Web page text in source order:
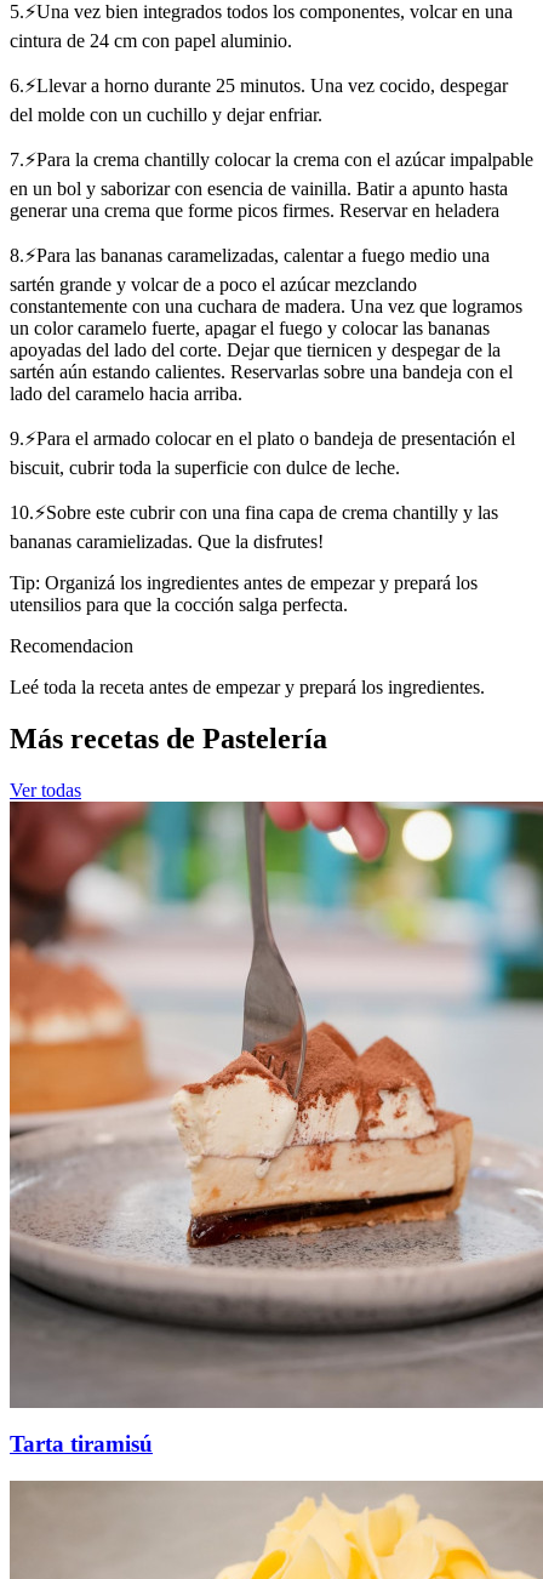
5.⚡Una vez bien integrados todos los componentes, volcar en una
cintura de 24 cm con papel aluminio.
6.⚡Llevar a horno durante 25 minutos. Una vez cocido, despegar
del molde con un cuchillo y dejar enfriar.
7.⚡Para la crema chantilly colocar la crema con el azúcar impalpable
en un bol y saborizar con esencia de vainilla. Batir a apunto hasta
generar una crema que forme picos firmes. Reservar en heladera
8.⚡Para las bananas caramelizadas, calentar a fuego medio una
sartén grande y volcar de a poco el azúcar mezclando
constantemente con una cuchara de madera. Una vez que logramos
un color caramelo fuerte, apagar el fuego y colocar las bananas
apoyadas del lado del corte. Dejar que tiernicen y despegar de la
sartén aún estando calientes. Reservarlas sobre una bandeja con el
lado del caramelo hacia arriba.
9.⚡Para el armado colocar en el plato o bandeja de presentación el
biscuit, cubrir toda la superficie con dulce de leche.
10.⚡Sobre este cubrir con una fina capa de crema chantilly y las
bananas caramielizadas. Que la disfrutes!
Tip: Organizá los ingredientes antes de empezar y prepará los
utensilios para que la cocción salga perfecta.
Recomendacion
Leé toda la receta antes de empezar y prepará los ingredientes.
Más recetas de Pastelería
Ver todas
Tarta tiramisú